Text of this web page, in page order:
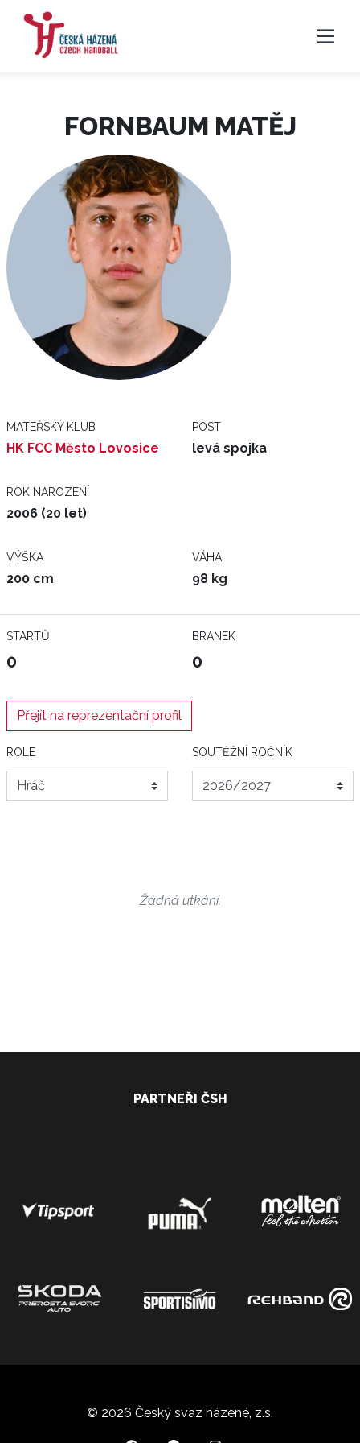
FORNBAUM MATĚJ
MATEŘSKÝ KLUB
HK FCC Město Lovosice
POST
levá spojka
ROK NAROZENÍ
2006 (20 let)
VÝŠKA
200 cm
VÁHA
98 kg
STARTŮ
0
BRANEK
0
Přejít na reprezentační profil
ROLE SOUTĚŽNÍ ROČNÍK
Žádná utkání.
PARTNEŘI ČSH
© 2026 Český svaz házené, z.s.